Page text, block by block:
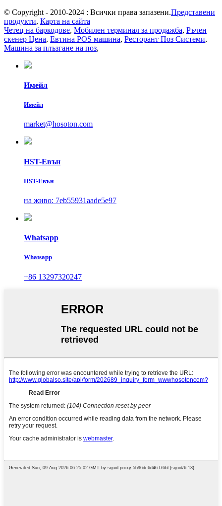
© Copyright - 2010-2024 : Всички права запазени.Представени
продукти, Карта на сайта
Четец на баркодове, Мобилен терминал за продажба, Ръчен
скенер Цена, Евтина POS машина, Ресторант Поз Системи,
Машина за плъзгане на поз,
Имейл
Имейл
market@hosoton.com
HST-Евън
HST-Евън
на живо: 7eb55931aade5e97
Whatsapp
Whatsapp
+86 13297320247